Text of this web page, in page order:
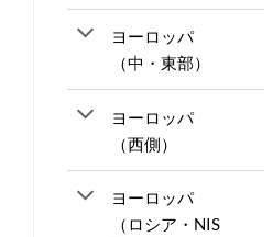
ヨーロッパ
（中・東部）
ヨーロッパ
（西側）
ヨーロッパ
（ロシア・NIS